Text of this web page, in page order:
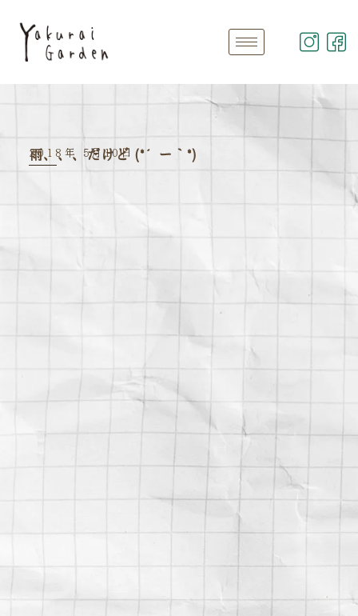
2018年 5月10日
雨、、、だけど (*´ー｀*)